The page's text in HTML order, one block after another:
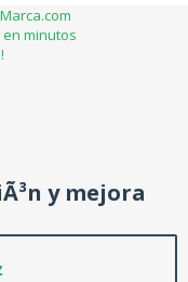
minutos
y mejora